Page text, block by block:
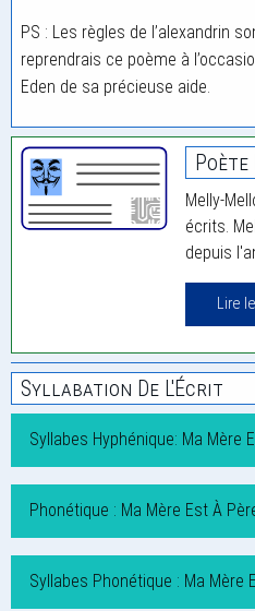
PS : Les règles de l’alexandrin
reprendrais ce poème à
Eden de sa précieuse aide.
Melly-
écrits.
depuis
Lire
Syllabation De L'Écrit
Syllabes Hyphénique: Ma Mère
Phonétique : Ma Mère Est À
Syllabes Phonétique : Ma Mère